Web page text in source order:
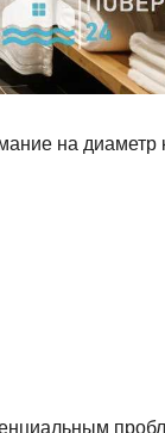
на диаметр